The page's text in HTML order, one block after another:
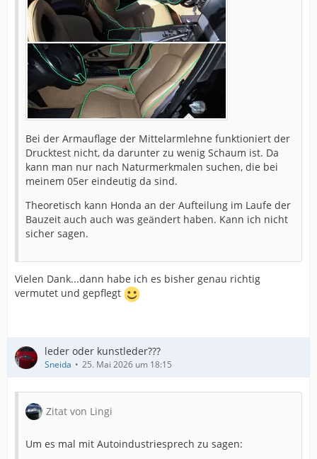
Bei der Armauflage der Mittelarmlehne funktioniert der
Drucktest nicht, da darunter zu wenig Schaum ist. Da
kann man nur nach Naturmerkmalen suchen, die bei
meinem 05er eindeutig da sind.
Theoretisch kann Honda an der Aufteilung im Laufe der
Bauzeit auch auch was geändert haben. Kann ich nicht
sicher sagen.
Vielen Dank...dann habe ich es bisher genau richtig
vermutet und gepflegt
leder oder kunstleder???
Sneida 25. Mai 2026 um 18:15
Zitat von Lingi
Um es mal mit Autoindustriesprech zu sagen: